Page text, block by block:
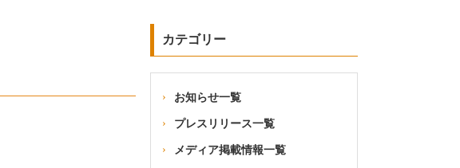
カテゴリー
お知らせ一覧
プレスリリース一覧
メディア掲載情報一覧